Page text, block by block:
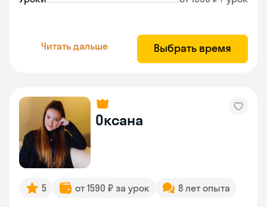
Читать дальше Выбрать время
Оксана
5 от 1590 ₽ за урок 8 лет опыта